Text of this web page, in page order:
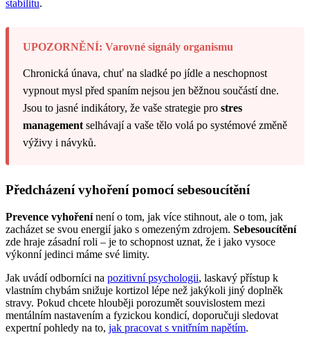
stabilitu.
UPOZORNĚNÍ: Varovné signály organismu
Chronická únava, chuť na sladké po jídle a neschopnost
vypnout mysl před spaním nejsou jen běžnou součástí dne.
Jsou to jasné indikátory, že vaše strategie pro stres
management selhávají a vaše tělo volá po systémové změně
výživy i návyků.
Předcházení vyhoření pomocí sebesoucítění
Prevence vyhořenínení o tom, jak více stihnout, ale o tom, jak
zacházet se svou energií jako s omezeným zdrojem. Sebesoucítění
zde hraje zásadní roli – je to schopnost uznat, že i jako vysoce
výkonní jedinci máme své limity.
Jak uvádí odborníci na pozitivní psychologii, laskavý přístup k
vlastním chybám snižuje kortizol lépe než jakýkoli jiný doplněk
stravy. Pokud chcete hlouběji porozumět souvislostem mezi
mentálním nastavením a fyzickou kondicí, doporučuji sledovat
expertní pohledy na to, jak pracovat s vnitřním napětím.